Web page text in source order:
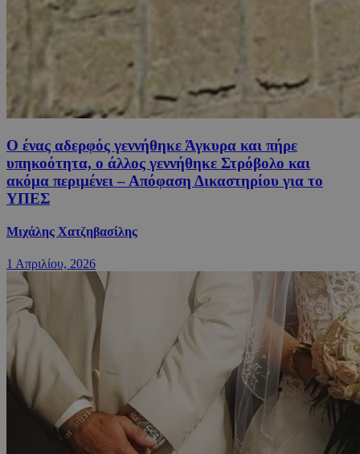
Ο ένας αδερφός γεννήθηκε Άγκυρα και πήρε
υπηκοότητα, ο άλλος γεννήθηκε Στρόβολο και
ακόμα περιμένει – Απόφαση Δικαστηρίου για το
ΥΠΕΣ
Μιχάλης Χατζηβασίλης
1 Απριλίου, 2026